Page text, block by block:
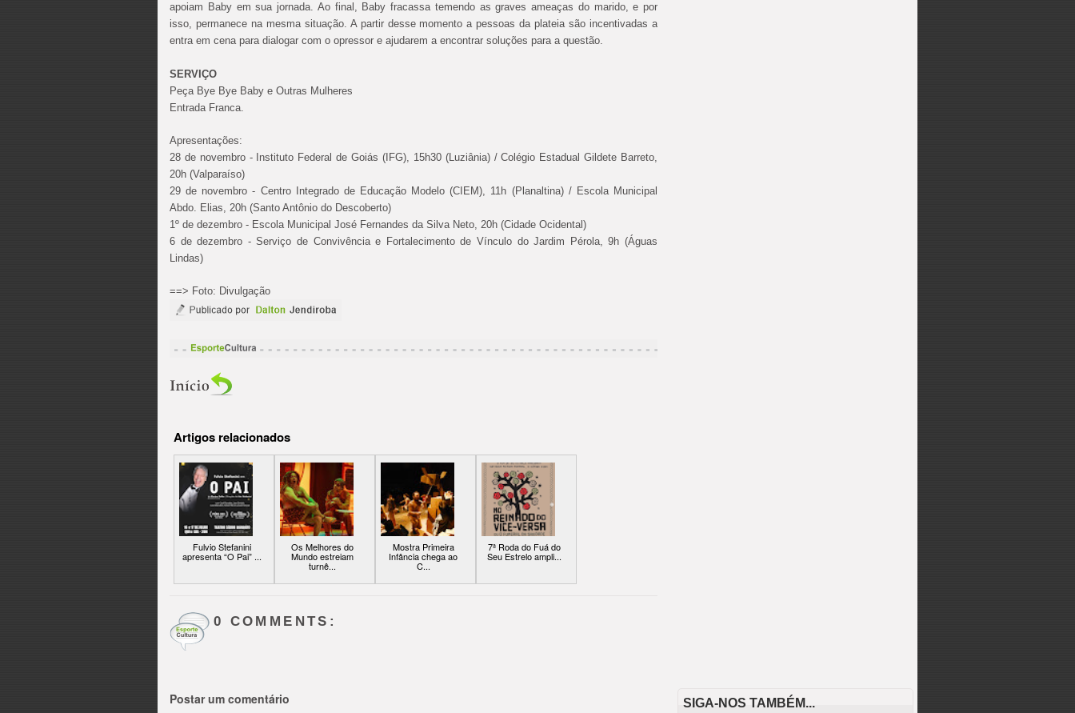
apoiam Baby em sua jornada. Ao final, Baby fracassa temendo as graves ameaças do marido, e por
isso, permanece na mesma situação. A partir desse momento a pessoas da plateia são incentivadas a
entra em cena para dialogar com o opressor e ajudarem a encontrar soluções para a questão.
SERVIÇO
Peça Bye Bye Baby e Outras Mulheres
Entrada Franca.
Apresentações:
28 de novembro - Instituto Federal de Goiás (IFG), 15h30 (Luziânia) / Colégio Estadual Gildete Barreto,
20h (Valparaíso)
29 de novembro - Centro Integrado de Educação Modelo (CIEM), 11h (Planaltina) / Escola Municipal
Abdo. Elias, 20h (Santo Antônio do Descoberto)
1º de dezembro - Escola Municipal José Fernandes da Silva Neto, 20h (Cidade Ocidental)
6 de dezembro - Serviço de Convivência e Fortalecimento de Vínculo do Jardim Pérola, 9h (Águas
Lindas)
==> Foto: Divulgação
Artigos relacionados
Fulvio Stefanini
apresenta “O Pai” ...
Os Melhores do
Mundo estreiam
turnê...
Mostra Primeira
Infância chega ao
C...
7ª Roda do Fuá do
Seu Estrelo ampli...
0 COMMENTS:
Postar um comentário SIGA-NOS TAMBÉM...